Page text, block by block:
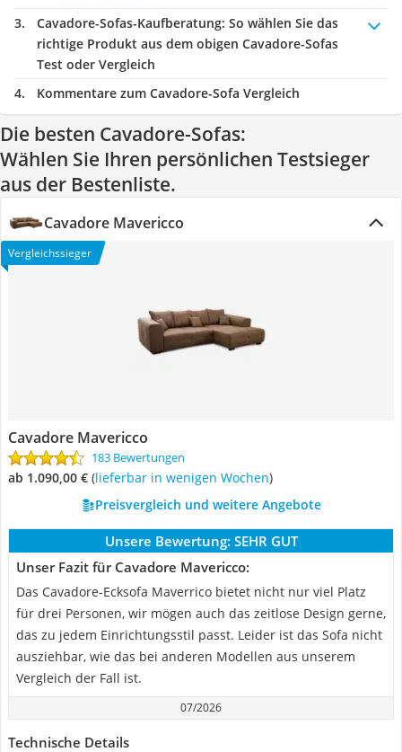
Cavadore-Sofas-Kaufberatung: So wählen Sie das
richtige Produkt aus dem obigen Cavadore-Sofas
Test oder Vergleich
Kommentare zum Cavadore-Sofa Vergleich
Die besten Cavadore-Sofas:
Wählen Sie Ihren persönlichen Testsieger
aus der Bestenliste.
Cavadore Mavericco
Vergleichssieger
Cavadore Mavericco
183 Bewertungen
ab 1.090,00 € ( Lieferbar in wenigen Wochen)
Preisvergleich und weitere Angebote
Unsere Bewertung: SEHR GUT
Unser Fazit für Cavadore Mavericco:
Das Cavadore-Ecksofa Maverrico bietet nicht nur viel Platz
für drei Personen, wir mögen auch das zeitlose Design gerne,
das zu jedem Einrichtungsstil passt. Leider ist das Sofa nicht
ausziehbar, wie das bei anderen Modellen aus unserem
Vergleich der Fall ist.
07/2026
Technische Details